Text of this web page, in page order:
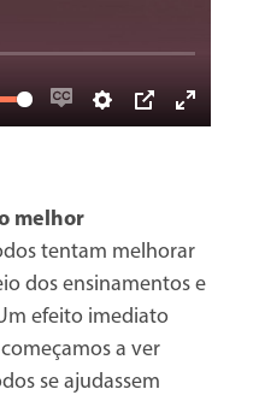
melhor
tentam melhorar
dos ensinamentos e
efeito imediato
a ver
se ajudassem